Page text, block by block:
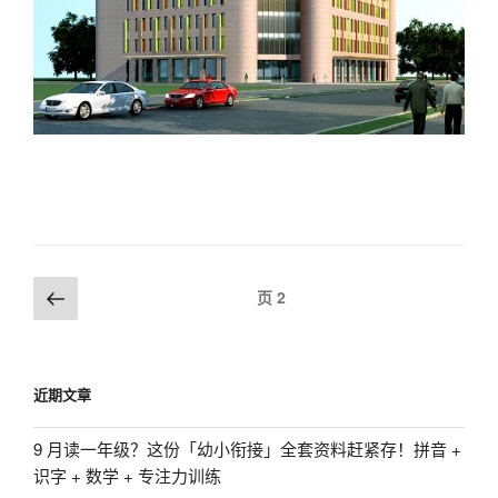
文
章
航
一
页 2
近期文章
9 月读一年级？这份「幼小衔接」全套资料赶紧存！拼音 +
识字 + 数学 + 专注力训练